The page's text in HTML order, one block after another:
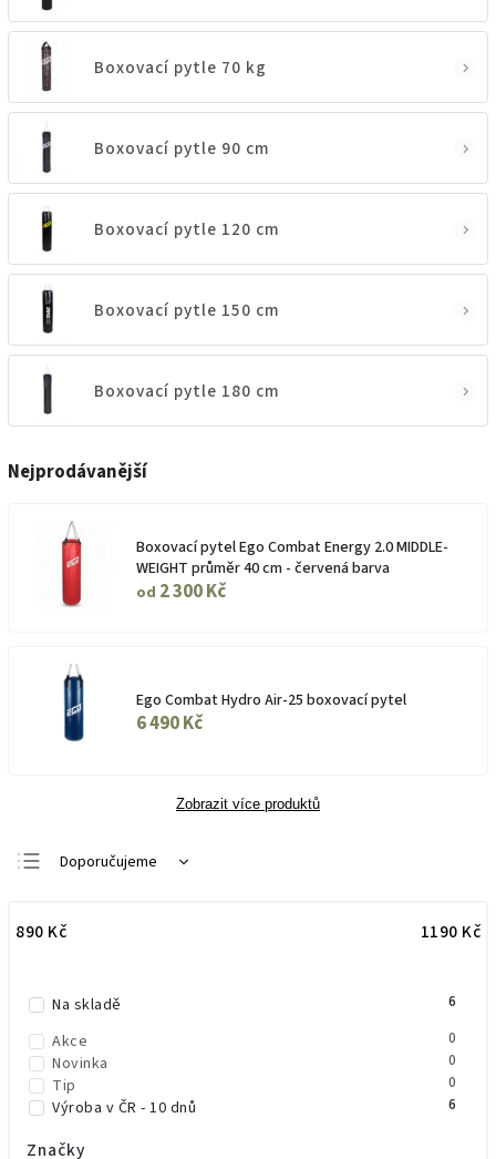
Boxovací pytle 70 kg
Boxovací pytle 90 cm
Boxovací pytle 120 cm
Boxovací pytle 150 cm
Boxovací pytle 180 cm
Nejprodávanější
Boxovací pytel Ego Combat Energy 2.0 MIDDLE-
WEIGHT průměr 40 cm - červená barva
od 2 300 Kč
Ego Combat Hydro Air-25 boxovací pytel
6 490 Kč
Zobrazit více produktů
Doporučujeme
Nejdražší
Abecedně
890 Kč 1190 Kč
Na skladě 6
Akce 0
Novinka 0
Tip 0
Výroba v ČR - 10 dnů 6
Značky